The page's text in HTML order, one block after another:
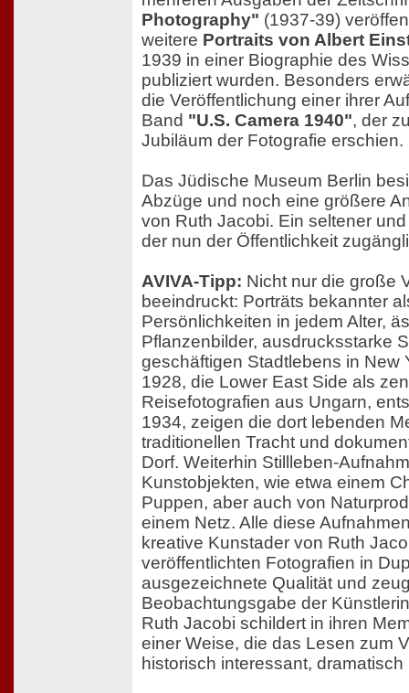
Photography" (1937-39)
weitere Portraits von Albert
1939 in einer Biographie des
publiziert wurden. Besonders
die Veröffentlichung einer ihrer
Band "U.S. Camera 1940", der
Jubiläum der Fotografie erschien.
Das Jüdische Museum Berlin
Abzüge und noch eine größere
von Ruth Jacobi. Ein seltener
der nun der Öffentlichkeit
AVIVA-Tipp: Nicht nur die große
beeindruckt: Porträts bekannter
Persönlichkeiten in jedem Alter,
Pflanzenbilder, ausdrucksstarke
geschäftigen Stadtlebens in New
1928, die Lower East Side als
Reisefotografien aus Ungarn,
1934, zeigen die dort lebenden
traditionellen Tracht und
Dorf. Weiterhin Stillleben-
Kunstobjekten, wie etwa einem
Puppen, aber auch von
einem Netz. Alle diese
kreative Kunstader von Ruth
veröffentlichten Fotografien in
ausgezeichnete Qualität und
Beobachtungsgabe der
Ruth Jacobi schildert in ihren
einer Weise, die das Lesen zum
historisch interessant,